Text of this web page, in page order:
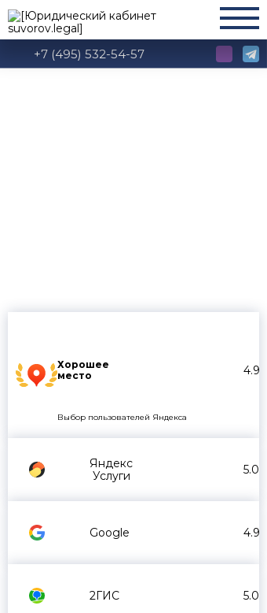
+7 (495) 532-54-57
Хорошее
место
4.9
Выбор пользователей Яндекса
Яндекс
Услуги
5.0
Google 4.9
2ГИС 5.0